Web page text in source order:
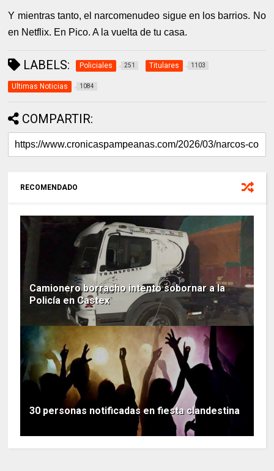
Y mientras tanto, el narcomenudeo sigue en los barrios. No
en Netflix. En Pico. A la vuelta de tu casa.
LABELS: Policiales 251 Titulares 1103
Ultimas Noticias 1084
COMPARTIR:
RECOMENDADO
Camionero borracho intento sobornar a la
Policía en Castex
30 personas notificadas en fiesta clandestina